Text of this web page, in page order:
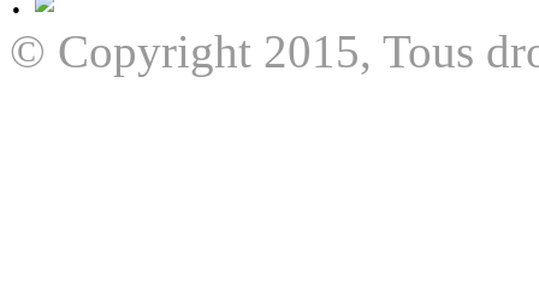
© Copyright 2015, Tous